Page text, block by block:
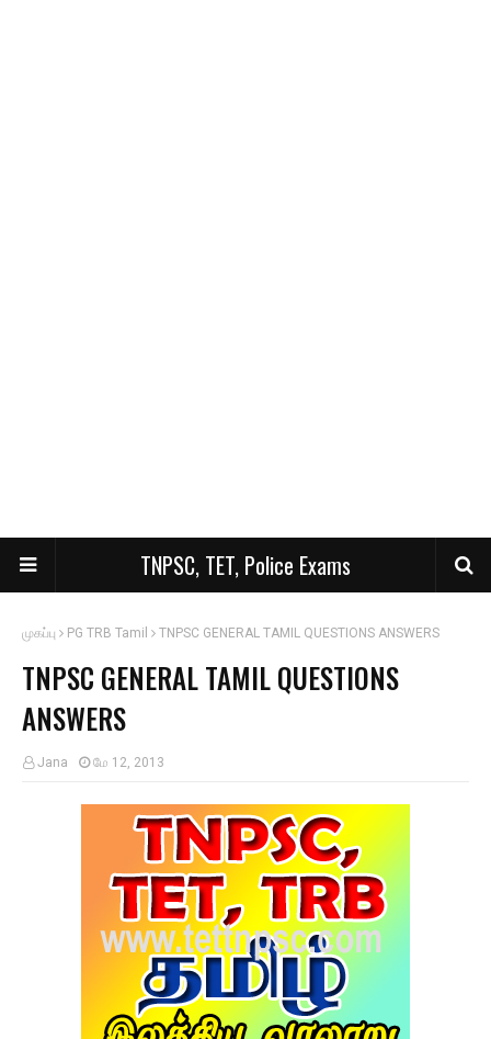
TNPSC, TET, Police Exams
முகப்பு PG TRB Tamil TNPSC GENERAL TAMIL QUESTIONS ANSWERS
TNPSC GENERAL TAMIL QUESTIONS
ANSWERS
Jana மே 12, 2013